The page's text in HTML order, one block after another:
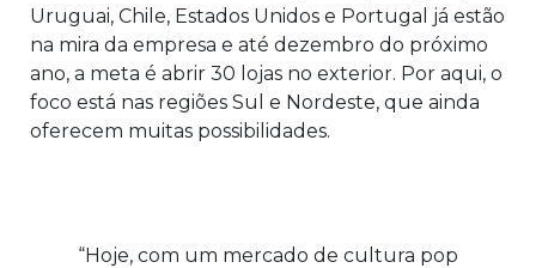
Uruguai, Chile, Estados Unidos e Portugal já estão
na mira da empresa e até dezembro do próximo
ano, a meta é abrir 30 lojas no exterior. Por aqui, o
foco está nas regiões Sul e Nordeste, que ainda
oferecem muitas possibilidades.
“Hoje, com um mercado de cultura pop